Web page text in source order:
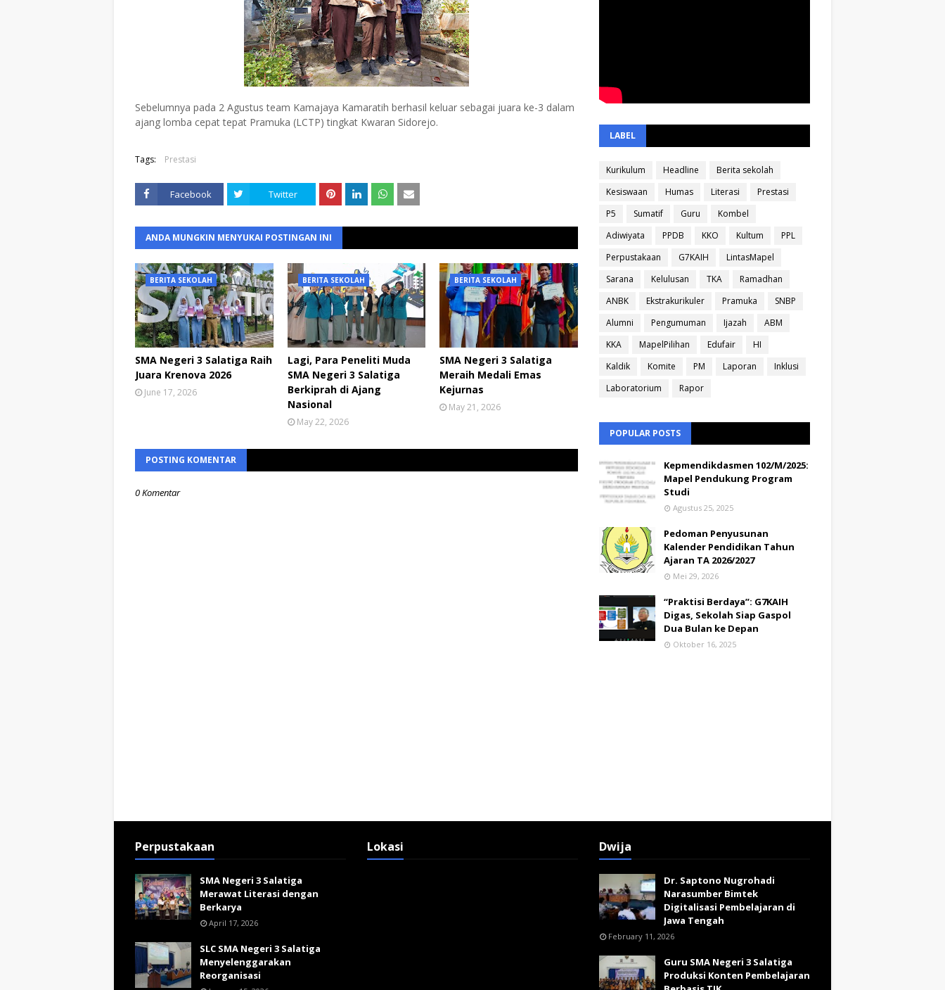
Sebelumnya pada 2 Agustus team Kamajaya Kamaratih berhasil keluar sebagai juara ke-3 dalam
ajang lomba cepat tepat Pramuka (LCTP) tingkat Kwaran Sidorejo.
Tags: Prestasi
Facebook Twitter
ANDA MUNGKIN MENYUKAI POSTINGAN INI
BERITA SEKOLAH
SMA Negeri 3 Salatiga Raih
Juara Krenova 2026
June 17, 2026
BERITA SEKOLAH
Lagi, Para Peneliti Muda
SMA Negeri 3 Salatiga
Berkiprah di Ajang
Nasional
May 22, 2026
BERITA SEKOLAH
SMA Negeri 3 Salatiga
Meraih Medali Emas
Kejurnas
May 21, 2026
POSTING KOMENTAR
0 Komentar
LABEL
Kurikulum Headline
Berita sekolah
Kesiswaan
Humas Literasi
Prestasi
P5
Sumatif Guru
Kombel
Adiwiyata
PPDB KKO Kultum
PPL
Perpustakaan
G7KAIH
LintasMapel
Sarana
Kelulusan TKA
Ramadhan
ANBK
Ekstrakurikuler Pramuka
SNBP
Alumni
Pengumuman Ijazah
ABM
KKA
MapelPilihan Edufair
HI
Kaldik
Komite PM Laporan
Inklusi
Laboratorium
Rapor
POPULAR POSTS
Kepmendikdasmen 102/M/2025:
Mapel Pendukung Program
Studi
Agustus 25, 2025
Pedoman Penyusunan
Kalender Pendidikan Tahun
Ajaran TA 2026/2027
Mei 29, 2026
“Praktisi Berdaya”: G7KAIH
Digas, Sekolah Siap Gaspol
Dua Bulan ke Depan
Oktober 16, 2025
Perpustakaan
SMA Negeri 3 Salatiga
Merawat Literasi dengan
Berkarya
April 17, 2026
SLC SMA Negeri 3 Salatiga
Menyelenggarakan
Reorganisasi
Lokasi Dwija
Dr. Saptono Nugrohadi
Narasumber Bimtek
Digitalisasi Pembelajaran di
Jawa Tengah
February 11, 2026
Guru SMA Negeri 3 Salatiga
Produksi Konten Pembelajaran